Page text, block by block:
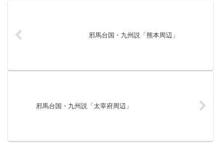
邪馬台国・九州説「太宰府周辺」
ホーム 邪馬台国